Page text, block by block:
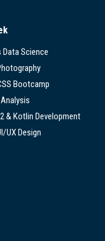
Science
Bootcamp
& Kotlin Development
UX Design